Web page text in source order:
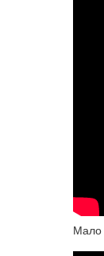
Мало